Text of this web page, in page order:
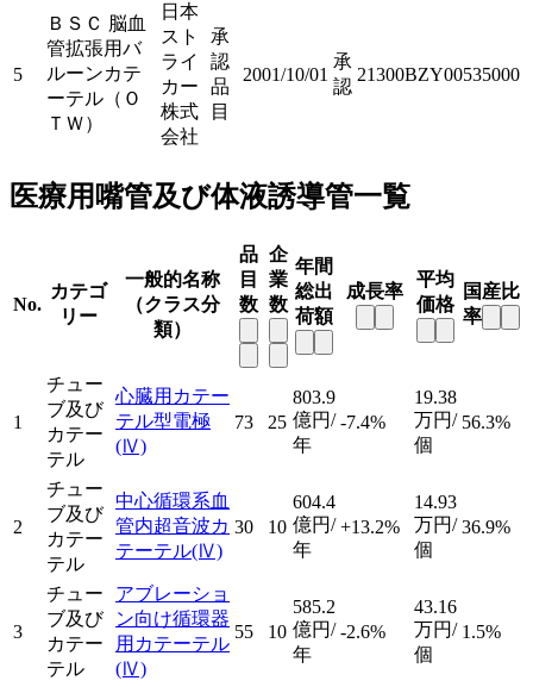
5
ＢＳＣ 脳血
管拡張用バ
ルーンカテ
ーテル（Ｏ
ＴＷ）
日本
スト
ライ
カー
株式
会社
承
認
品
目
2001/10/01
承
認
21300BZY00535000
医療用嘴管及び体液誘導管一覧
No.
カテゴ
リー
一般的名称
（クラス分
類）
品
目
数
企
業
数
年間
総出
荷額
成長率
平均
価格
国産比
率
1
チュー
ブ及び
カテー
テル
心臓用カテー
テル型電極
(Ⅳ)
73 25
803.9
億円/
年
-7.4%
19.38
万円/
個
56.3%
2
チュー
ブ及び
カテー
テル
中心循環系血
管内超音波カ
テーテル(Ⅳ)
30 10
604.4
億円/
年
+13.2%
14.93
万円/
個
36.9%
3
チュー
ブ及び
カテー
テル
アブレーショ
ン向け循環器
用カテーテル
(Ⅳ)
55 10
585.2
億円/
年
-2.6%
43.16
万円/
個
1.5%